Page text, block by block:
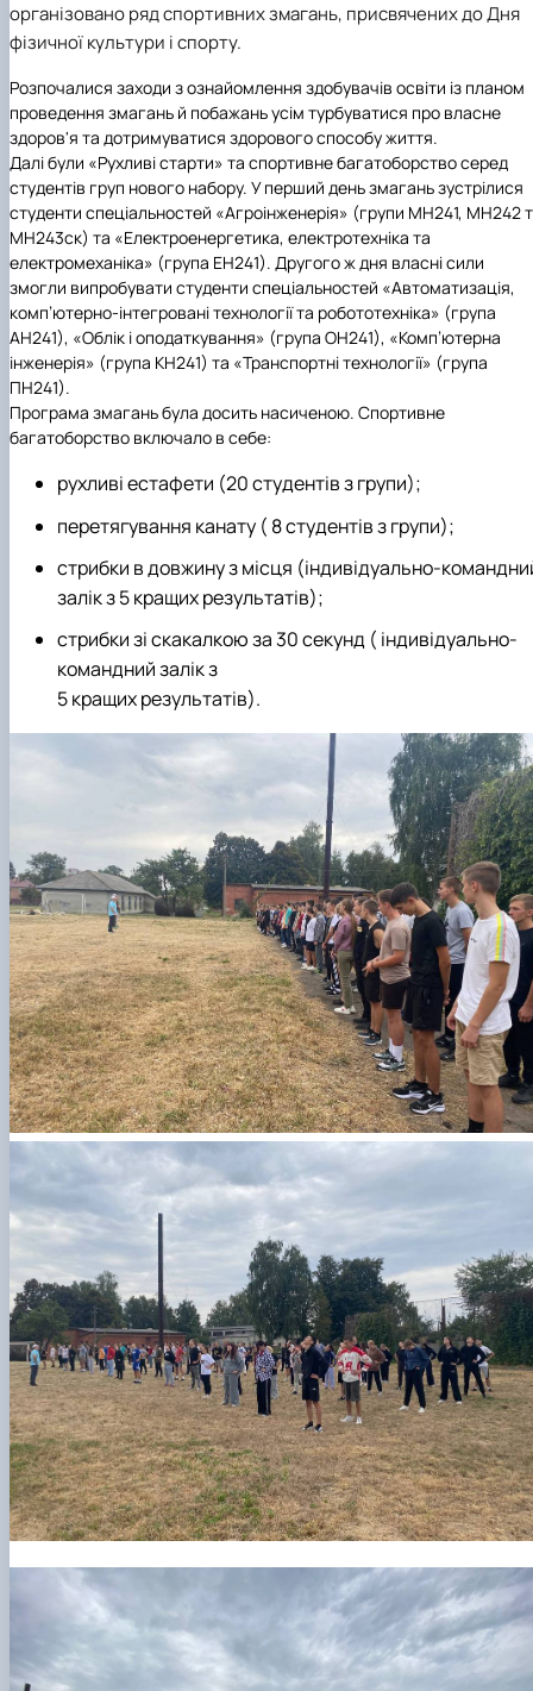
Іноземні мови
Працевлаштування
Їдальні та буфети
Студентські квитки
Центр вивчення мов
Психологічна підтримка
Інклюзивне середовище
Рада молодих вчених
Наукові школи
Методичні рекомендації, пам'ятки
Форми документів
ЦКНО «Агропромисловий комплекс, лісове і
садово-паркове господарство, ветеринарна
Обладнання НУБіП України
Біоетична комісія
Наукові видання
Звіт про проведення НТЗ
Наукові журнали НУБіП України
Наукові журнали НУБіП України (English)
Пам'ятка про проведення науково-
заходів
Порядок планування та організації
проведення НТЗ
Результати науково-технічних заходів
Монографії
Каталог наукових послуг
«SEB-2024»
«SEB-2025»
Наглядова рада
Рада роботодавців
2020»
Історія університету
Видатні випускники та працівники
Пам'яті захисників України
Почесні доктори і професори НУБіП України
Пресслужба
Університетський кур'єр
Вибори ректора
Програма розвитку університету
ініціатива – 2025»
Доступ до публічної інформації
Державні закупівлі
Антикорупційні заходи
Уповноважена особа з питань запобігання
виявлення корупції
Положення про антикорупційного
уповноваженого НУБіП України
Національні нормативно-правові акти
Нормативно-правові акти НУБіП України
Інформаційні ресурси НАЗК
Методичні роз’яснення НАЗК
Антикорупційні заходи
Гендерна радниця
Контактна інформація
організовано ряд спортивних змагань, присвячених до Дня
фізичної культури і спорту.
Розпочалися заходи з ознайомлення здобувачів освіти із планом
проведення змагань й побажань усім турбуватися про власне
здоров'я та дотримуватися здорового способу життя.
Далі були «Рухливі старти» та спортивне багатоборство серед
студентів груп нового набору. У перший день змагань зустрілися
студенти спеціальностей «Агроінженерія» (групи МН241, МН242
МН243ск) та «Електроенергетика, електротехніка та
електромеханіка» (група ЕН241). Другого ж дня власні сили
змогли випробувати студенти спеціальностей «Автоматизація,
комп’ютерно-інтегровані технології та робототехніка» (група
АН241), «Облік і оподаткування» (група ОН241), «Комп’ютерна
інженерія» (група КН241) та «Транспортні технології» (група
ПН241).
Програма змагань була досить насиченою. Спортивне
багатоборство включало в себе:
рухливі естафети (20 студентів з групи);
перетягування канату ( 8 студентів з групи);
стрибки в довжину з місця (індивідуально-
залік з 5 кращих результатів);
стрибки зі скакалкою за 30 секунд ( індивідуально-
командний залік з
5 кращих результатів).